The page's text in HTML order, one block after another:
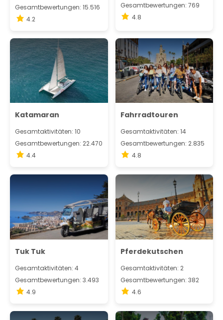
Gesamtbewertungen: 15.516
4.2
Gesamtbewertungen: 769
4.8
Katamaran
Gesamtaktivitäten: 10
Gesamtbewertungen: 22.470
4.4
Fahrradtouren
Gesamtaktivitäten: 14
Gesamtbewertungen: 2.835
4.8
Tuk Tuk
Gesamtaktivitäten: 4
Gesamtbewertungen: 3.493
4.9
Pferdekutschen
Gesamtaktivitäten: 2
Gesamtbewertungen: 382
4.6